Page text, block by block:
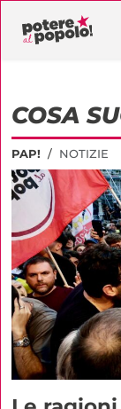
COSA
PAP! NOTIZIE